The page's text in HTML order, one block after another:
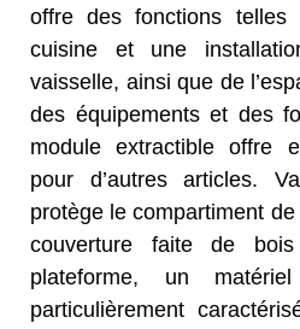
offre des fonctions telles
cuisine et une
vaisselle, ainsi que de
des équipements et des
module extractible offre
pour d’autres articles.
protège le compartiment
couverture faite de
plateforme, un
particulièrement